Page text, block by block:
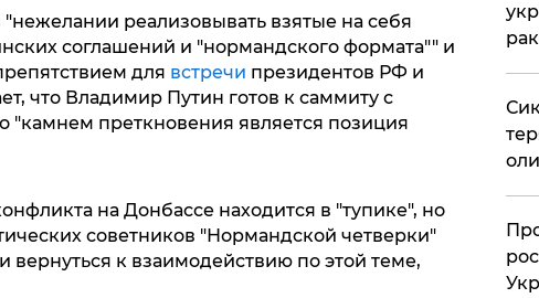
реализовывать взятые на себя
соглашений и "нормандского формата"" и
для встречи президентов РФ и
что Владимир Путин готов к саммиту с
преткновения является позиция
на Донбассе находится в "тупике", но
советников "Нормандской четверки"
к взаимодействию по этой теме,